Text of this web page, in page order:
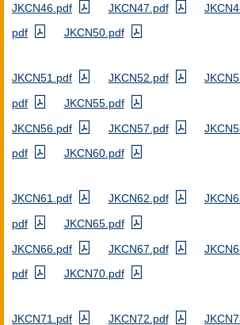
JKCN46.pdf
JKCN47.pdf
pdf
JKCN50.pdf
JKCN51.pdf JKCN52.pdf
pdf
JKCN55.pdf
JKCN56.pdf
JKCN57.pdf
pdf
JKCN60.pdf
JKCN61.pdf JKCN62.pdf
pdf
JKCN65.pdf
JKCN66.pdf
JKCN67.pdf
pdf
JKCN70.pdf
JKCN71.pdf JKCN72.pdf